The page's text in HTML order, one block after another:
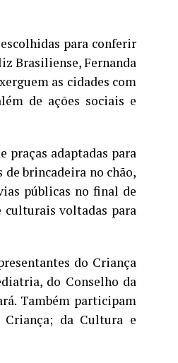
para conferir
Brasiliense, Fernanda
as cidades com
de ações sociais e
praças adaptadas para
brincadeira no chão,
públicas no final de
culturais voltadas para
do Criança
do Conselho da
Também participam
Criança; da Cultura e